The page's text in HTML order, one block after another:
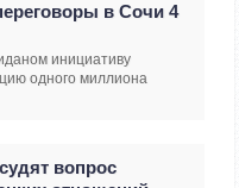
в Сочи 4
инициативу
одного миллиона
вопрос